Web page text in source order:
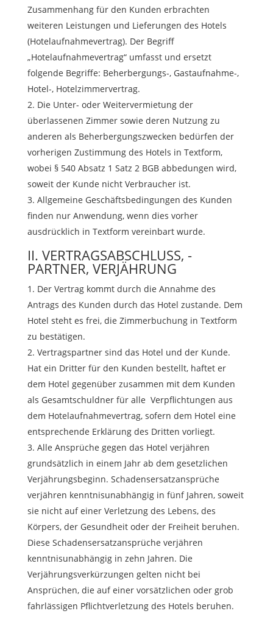
Zusammenhang für den Kunden erbrachten
weiteren Leistungen und Lieferungen des Hotels
(Hotelaufnahmevertrag). Der Begriff
„Hotelaufnahmevertrag“ umfasst und ersetzt
folgende Begriffe: Beherbergungs-, Gastaufnahme-,
Hotel-, Hotelzimmervertrag.
Die Unter- oder Weitervermietung der
überlassenen Zimmer sowie deren Nutzung zu
anderen als Beherbergungszwecken bedürfen der
vorherigen Zustimmung des Hotels in Textform,
wobei § 540 Absatz 1 Satz 2 BGB abbedungen wird,
soweit der Kunde nicht Verbraucher ist.
Allgemeine Geschäftsbedingungen des Kunden
finden nur Anwendung, wenn dies vorher
ausdrücklich in Textform vereinbart wurde.
II. VERTRAGSABSCHLUSS, -
PARTNER, VERJÄHRUNG
Der Vertrag kommt durch die Annahme des
Antrags des Kunden durch das Hotel zustande. Dem
Hotel steht es frei, die Zimmerbuchung in Textform
zu bestätigen.
Vertragspartner sind das Hotel und der Kunde.
Hat ein Dritter für den Kunden bestellt, haftet er
dem Hotel gegenüber zusammen mit dem Kunden
als Gesamtschuldner für alle Verpflichtungen aus
dem Hotelaufnahmevertrag, sofern dem Hotel eine
entsprechende Erklärung des Dritten vorliegt.
Alle Ansprüche gegen das Hotel verjähren
grundsätzlich in einem Jahr ab dem gesetzlichen
Verjährungsbeginn. Schadensersatzansprüche
verjähren kenntnisunabhängig in fünf Jahren, soweit
sie nicht auf einer Verletzung des Lebens, des
Körpers, der Gesundheit oder der Freiheit beruhen.
Diese Schadensersatzansprüche verjähren
kenntnisunabhängig in zehn Jahren. Die
Verjährungsverkürzungen gelten nicht bei
Ansprüchen, die auf einer vorsätzlichen oder grob
fahrlässigen Pflichtverletzung des Hotels beruhen.